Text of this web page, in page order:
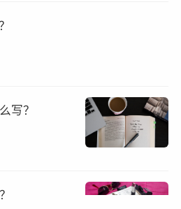
写？